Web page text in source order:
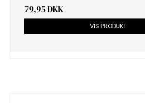
79,95 DKK
VIS PRODUKT